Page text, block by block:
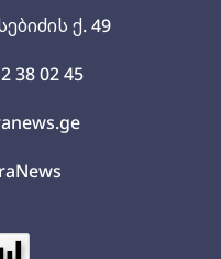
ქ. 49
2 38 02 45